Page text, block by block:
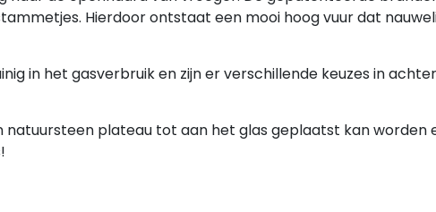
Hierdoor ontstaat een mooi hoog vuur dat
in het gasverbruik en zijn er verschillende keuzes in
natuursteen plateau tot aan het glas geplaatst kan worden